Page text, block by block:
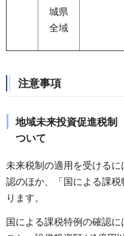
城県
全域
注意事項
地域未来投資促進税制
ついて
未来税制の適用を受ける
認のほか、「国による課
ります。
国による課税特例の確認